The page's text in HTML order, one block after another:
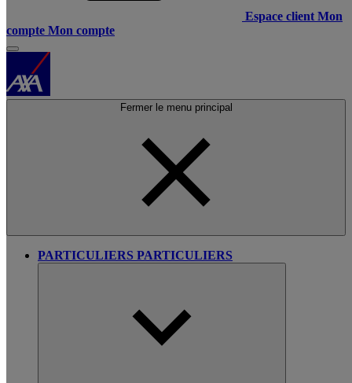
Espace client Mon
compte Mon compte
Fermer le menu principal
PARTICULIERS PARTICULIERS